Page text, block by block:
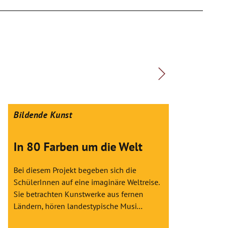
Bildende Kunst
In 80 Farben um die Welt
Bei diesem Projekt begeben sich die
SchülerInnen auf eine imaginäre Weltreise.
Sie betrachten Kunstwerke aus fernen
Ländern, hören landestypische Musi...